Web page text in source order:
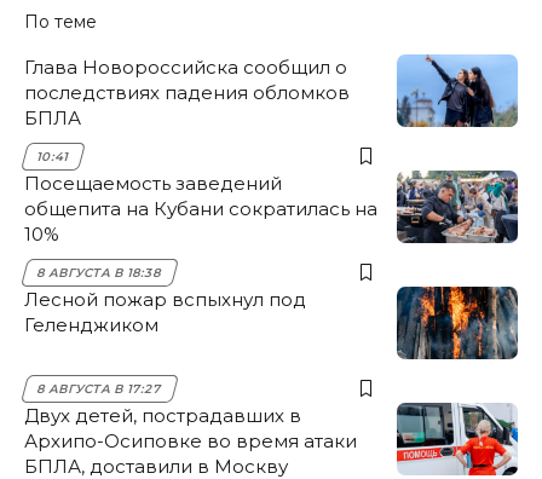
По теме
Глава Новороссийска сообщил о
последствиях падения обломков
БПЛА
10:41
Посещаемость заведений
общепита на Кубани сократилась на
10%
8 АВГУСТА В 18:38
Лесной пожар вспыхнул под
Геленджиком
8 АВГУСТА В 17:27
Двух детей, пострадавших в
Архипо-Осиповке во время атаки
БПЛА, доставили в Москву